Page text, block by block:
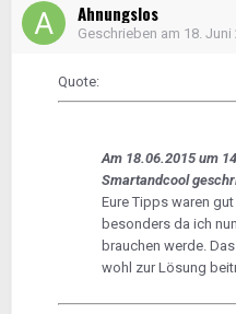
Ahnungslos
Geschrieben am 18. Juni
Quote:
Am 18.06.2015 um
Smartandcool
Eure Tipps waren
besonders da ich
brauchen werde.
wohl zur Lösung